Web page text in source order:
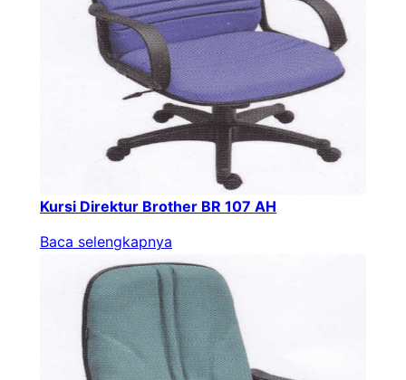
Kursi Direktur Brother BR 107 AH
Baca selengkapnya